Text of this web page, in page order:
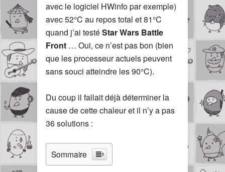
avec le logiciel HWinfo par exemple)
avec 52°C au repos total et 81°C
quand j’ai testéStar Wars Battle
Front … Oui, ce n’est pas bon (bien
que les processeur actuels peuvent
sans souci atteindre les 90°C).
Du coup il fallait déjà déterminer la
cause de cette chaleur et il n’y a pas
36 solutions :
Sommaire